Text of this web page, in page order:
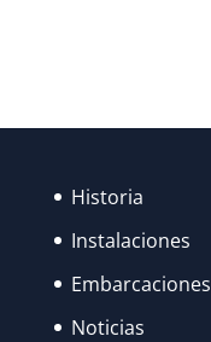
Historia
Instalaciones
Embarcaciones
Noticias